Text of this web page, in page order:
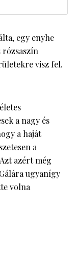
egy enyhe
rózsaszín
visz fel.
a nagy és
a haját
a
azért még
ugyanígy
volna